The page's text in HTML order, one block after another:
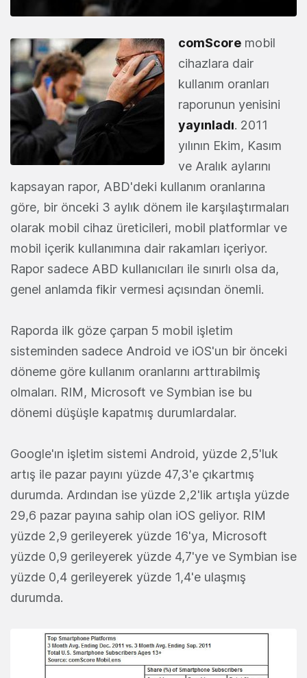
comScore mobil
cihazlara dair
kullanım oranları
raporunun yenisini
yayınladı. 2011
yılının Ekim, Kasım
ve Aralık aylarını
kapsayan rapor, ABD'deki kullanım oranlarına
göre, bir önceki 3 aylık dönem ile karşılaştırmaları
olarak mobil cihaz üreticileri, mobil platformlar ve
mobil içerik kullanımına dair rakamları içeriyor.
Rapor sadece ABD kullanıcıları ile sınırlı olsa da,
genel anlamda fikir vermesi açısından önemli.
Raporda ilk göze çarpan 5 mobil işletim
sisteminden sadece Android ve iOS'un bir önceki
döneme göre kullanım oranlarını arttırabilmiş
olmaları. RIM, Microsoft ve Symbian ise bu
dönemi düşüşle kapatmış durumlardalar.
Google'ın işletim sistemi Android, yüzde 2,5'luk
artış ile pazar payını yüzde 47,3'e çıkartmış
durumda. Ardından ise yüzde 2,2'lik artışla yüzde
29,6 pazar payına sahip olan iOS geliyor. RIM
yüzde 2,9 gerileyerek yüzde 16'ya, Microsoft
yüzde 0,9 gerileyerek yüzde 4,7'ye ve Symbian ise
yüzde 0,4 gerileyerek yüzde 1,4'e ulaşmış
durumda.